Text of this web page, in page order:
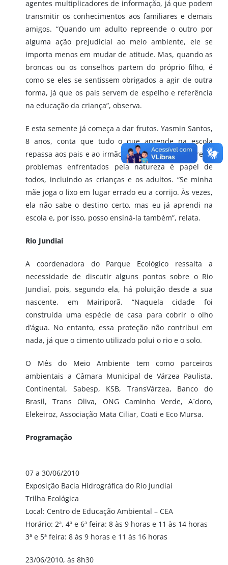
agentes multiplicadores de informação, já que podem
transmitir os conhecimentos aos familiares e demais
amigos. “Quando um adulto repreende o outro por
alguma ação prejudicial ao meio ambiente, ele se
importa menos em mudar de atitude. Mas, quando as
broncas ou os conselhos partem do próprio filho, é
como se eles se sentissem obrigados a agir de outra
forma, já que os pais servem de espelho e referência
na educação da criança”, observa.
E esta semente já começa a dar frutos. Yasmin Santos,
8 anos, conta que tudo o que aprende na escola
repassa aos pais e ao irmão. Para ela, alertar sobre os
problemas enfrentados pela natureza é papel de
todos, incluindo as crianças e os adultos. “Se minha
mãe joga o lixo em lugar errado eu a corrijo. Às vezes,
ela não sabe o destino certo, mas eu já aprendi na
escola e, por isso, posso ensiná-la também”, relata.
Rio Jundiaí
A coordenadora do Parque Ecológico ressalta a
necessidade de discutir alguns pontos sobre o Rio
Jundiaí, pois, segundo ela, há poluição desde a sua
nascente, em Mairiporã. “Naquela cidade foi
construída uma espécie de casa para cobrir o olho
d’água. No entanto, essa proteção não contribui em
nada, já que o cimento utilizado polui o rio e o solo.
O Mês do Meio Ambiente tem como parceiros
ambientais a Câmara Municipal de Várzea Paulista,
Continental, Sabesp, KSB, TransVárzea, Banco do
Brasil, Trans Oliva, ONG Caminho Verde, A´doro,
Elekeiroz, Associação Mata Ciliar, Coati e Eco Mursa.
Programação
07 a 30/06/2010
Exposição Bacia Hidrográfica do Rio Jundiaí
Trilha Ecológica
Local: Centro de Educação Ambiental – CEA
Horário: 2ª, 4ª e 6ª feira: 8 às 9 horas e 11 às 14 horas
3ª e 5ª feira: 8 às 9 horas e 11 às 16 horas
23/06/2010, às 8h30